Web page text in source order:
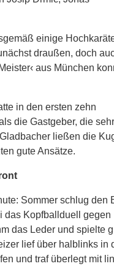
einige
draußen, doch
aus München
in den ersten zehn
die Gastgeber, die sehr
ließen die
gute Ansätze.
Sommer schlug den
das Kopfballduell gegen
das Leder und spielte
lief über halblinks in
und traf überlegt mit